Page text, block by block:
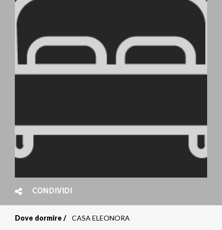
CONDIVIDI
Dove dormire CASA ELEONORA